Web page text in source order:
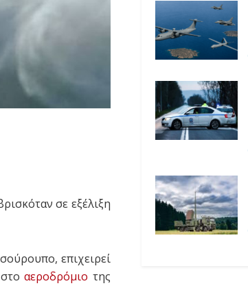
σε εξέλιξη
επιχειρεί
στοαεροδρόμιο της